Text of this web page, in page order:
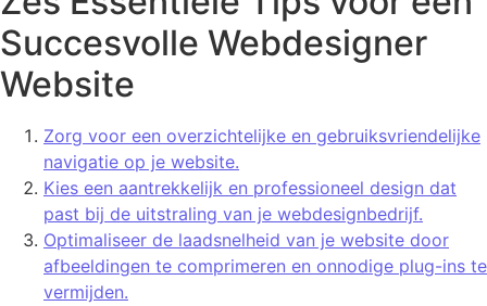
Succesvolle Webdesigner
Website
Zorg voor een overzichtelijke en gebruiksvriendelijke
navigatie op je website.
Kies een aantrekkelijk en professioneel design dat
past bij de uitstraling van je webdesignbedrijf.
Optimaliseer de laadsnelheid van je website door
afbeeldingen te comprimeren en onnodige plug-ins te
vermijden.